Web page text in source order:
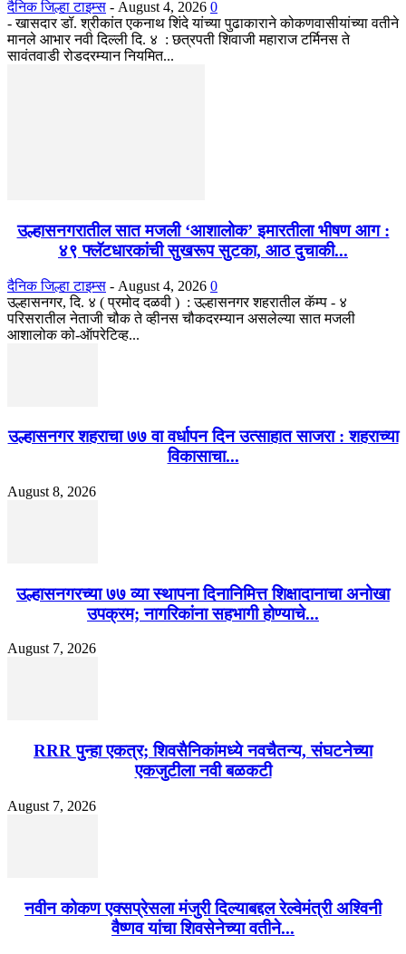
दैनिक जिल्हा टाइम्स - August 4, 2026 0
- खासदार डॉ. श्रीकांत एकनाथ शिंदे यांच्या पुढाकाराने कोकणवासीयांच्या वतीने
मानले आभार नवी दिल्ली दि. ४ : छत्रपती शिवाजी महाराज टर्मिनस ते
सावंतवाडी रोडदरम्यान नियमित...
उल्हासनगरातील सात मजली ‘आशालोक’ इमारतीला भीषण आग :
४९ फ्लॅटधारकांची सुखरूप सुटका, आठ दुचाकी...
दैनिक जिल्हा टाइम्स - August 4, 2026 0
उल्हासनगर, दि. ४ ( प्रमोद दळवी ) : उल्हासनगर शहरातील कॅम्प - ४
परिसरातील नेताजी चौक ते व्हीनस चौकदरम्यान असलेल्या सात मजली
आशालोक को-ऑपरेटिव्ह...
उल्हासनगर शहराचा ७७ वा वर्धापन दिन उत्साहात साजरा : शहराच्या
विकासाचा...
August 8, 2026
उल्हासनगरच्या ७७ व्या स्थापना दिनानिमित्त शिक्षादानाचा अनोखा
उपक्रम; नागरिकांना सहभागी होण्याचे...
August 7, 2026
RRR पुन्हा एकत्र; शिवसैनिकांमध्ये नवचैतन्य, संघटनेच्या
एकजुटीला नवी बळकटी
August 7, 2026
नवीन कोकण एक्सप्रेसला मंजुरी दिल्याबद्दल रेल्वेमंत्री अश्विनी
वैष्णव यांचा शिवसेनेच्या वतीने...